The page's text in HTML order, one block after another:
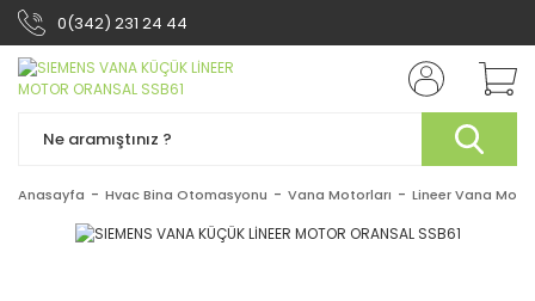
0(342) 231 24 44
Anasayfa Hvac Bina Otomasyonu Vana Motorları Lineer Vana